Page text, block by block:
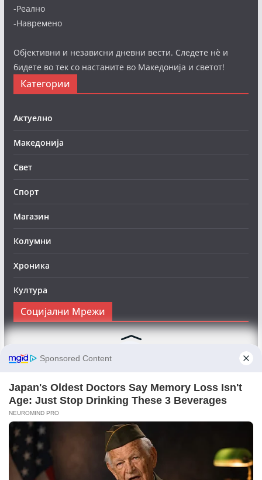
-Реално
-Навремено
Објективни и независни дневни вести. Следете нè и
бидете во тек со настаните во Македонија и светот!
Категории
Актуелно
Македонија
Свет
Спорт
Магазин
Колумни
Хроника
Култура
Социјални Мрежи
Следете нè на Фејсбук за да сте во тек со најновите